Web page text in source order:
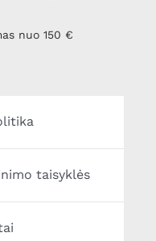
nuo 150 €
taisyklės